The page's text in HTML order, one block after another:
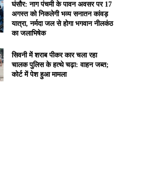
घंसौर: नाग पंचमी के पावन अवसर पर 17
अगस्त को निकलेगी भव्य सनातन कांवड़
यात्रा, नर्मदा जल से होगा भगवान नीलकंठ
का जलाभिषेक
सिवनी में शराब पीकर कार चला रहा
चालक पुलिस के हत्थे चढ़ा: वाहन जब्त;
कोर्ट में पेश हुआ मामला